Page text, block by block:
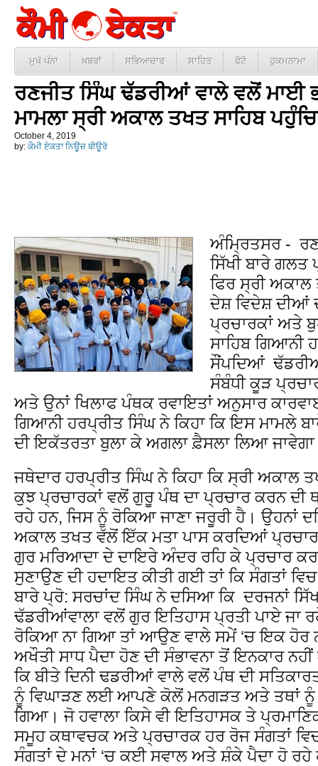
ਮੁਖੱ ਪੰਨਾ ਖ਼ਬਰਾਂ ਸਭਿਆਚਾਰ ਸਾਹਿਤ ਫੋਟੋ ਹੁਕਮਨਾਮਾ
ਰਣਜੀਤ ਸਿੰਘ ਢੱਡਰੀਆਂ ਵਾਲੇ ਵਲੋਂ ਮਾਈ
ਮਾਮਲਾ ਸ੍ਰੀ ਅਕਾਲ ਤਖਤ ਸਾਹਿਬ
October 4, 2019
by: ਕੌਮੀ ਏਕਤਾ ਨਿਊਜ਼ ਬੀਊਰੋ
ਅੰਮ੍ਰਿਤਸਰ -
ਸਿੱਖੀ ਬਾਰੇ ਗਲਤ
ਫਿਰ ਸ੍ਰੀ
ਦੇਸ਼ ਵਿਦੇਸ਼ ਦੀਆਂ
ਪ੍ਰਚਾਰਕਾਂ ਅਤੇ
ਸਾਹਿਬ ਗਿਆਨੀ
ਸੌਂਪਦਿਆਂ
ਸੰਬੰਧੀ ਕੂੜ
ਅਤੇ ਉਨਾਂ ਖਿਲਾਫ ਪੰਥਕ ਰਵਾਇਤਾਂ ਅਨੁਸਾਰ
ਗਿਆਨੀ ਹਰਪ੍ਰੀਤ ਸਿੰਘ ਨੇ ਕਿਹਾ ਕਿ ਇਸ ਮਾਮਲੇ
ਦੀ ਇਕੱਤਰਤਾ ਬੁਲਾ ਕੇ ਅਗਲਾ ਫ਼ੈਸਲਾ ਲਿਆ
ਜਥੇਦਾਰ ਹਰਪ੍ਰੀਤ ਸਿੰਘ ਨੇ ਕਿਹਾ ਕਿ ਸ੍ਰੀ ਅਕਾਲ
ਕੁਝ ਪ੍ਰਚਾਰਕਾਂ ਵਲੋਂ ਗੁਰੂ ਪੰਥ ਦਾ ਪ੍ਰਚਾਰ ਕਰਨ ਦੀ
ਰਹੇ ਹਨ, ਜਿਸ ਨੂੰ ਰੋਕਿਆ ਜਾਣਾ ਜਰੂਰੀ ਹੈ। ਉਹਨਾਂ
ਅਕਾਲ ਤਖਤ ਵੱਲੋਂ ਇੱਕ ਮਤਾ ਪਾਸ ਕਰਦਿਆਂ
ਗੁਰ ਮਰਿਆਦਾ ਦੇ ਦਾਇਰੇ ਅੰਦਰ ਰਹਿ ਕੇ ਪ੍ਰਚਾਰ
ਸੁਣਾਉਣ ਦੀ ਹਦਾਇਤ ਕੀਤੀ ਗਈ ਤਾਂ ਕਿ ਸੰਗਤਾਂ
ਬਾਰੇ ਪ੍ਰੋ: ਸਰਚਾਂਦ ਸਿੰਘ ਨੇ ਦਸਿਆ ਕਿ ਦਰਜਨਾਂ
ਢੱਡਰੀਆਂਵਾਲਾ ਵਲੋਂ ਗੁਰ ਇਤਿਹਾਸ ਪ੍ਰਤੀ ਪਾਏ
ਰੋਕਿਆ ਨਾ ਗਿਆ ਤਾਂ ਆਉਣ ਵਾਲੇ ਸਮੇਂ ‘ਚ ਇਕ ਹੋਰ
ਅਖੌਤੀ ਸਾਧ ਪੈਦਾ ਹੋਣ ਦੀ ਸੰਭਾਵਨਾ ਤੋਂ ਇਨਕਾਰ ਨਹੀਂ
ਕਿ ਬੀਤੇ ਦਿਨੀ ਢਡਰੀਆਂ ਵਾਲੇ ਵਲੋਂ ਪੰਥ ਦੀ
ਨੂੰ ਵਿਘਾੜਣ ਲਈ ਆਪਣੇ ਕੋਲੋਂ ਮਨਗੜਤ ਅਤੇ ਤਥਾਂ ਨੂੰ
ਗਿਆ। ਜੋ ਹਵਾਲਾ ਕਿਸੇ ਵੀ ਇਤਿਹਾਸਕ ਤੇ
ਸਮੂਹ ਕਥਾਵਚਕ ਅਤੇ ਪ੍ਰਚਾਰਕ ਹਰ ਰੋਜ ਸੰਗਤਾਂ
ਸੰਗਤਾਂ ਦੇ ਮਨਾਂ ‘ਚ ਕਈ ਸਵਾਲ ਅਤੇ ਸ਼ੰਕੇ ਪੈਦਾ ਹੋ ਰਹੇ